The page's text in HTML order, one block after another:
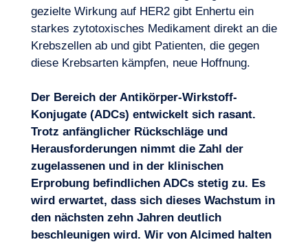
gezielte Wirkung auf HER2 gibt Enhertu ein
starkes zytotoxisches Medikament direkt an die
Krebszellen ab und gibt Patienten, die gegen
diese Krebsarten kämpfen, neue Hoffnung.
Der Bereich der Antikörper-Wirkstoff-
Konjugate (ADCs) entwickelt sich rasant.
Trotz anfänglicher Rückschläge und
Herausforderungen nimmt die Zahl der
zugelassenen und in der klinischen
Erprobung befindlichen ADCs stetig zu. Es
wird erwartet, dass sich dieses Wachstum in
den nächsten zehn Jahren deutlich
beschleunigen wird. Wir von Alcimed halten